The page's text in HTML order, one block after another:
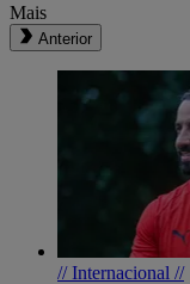
Mais
Anterior
// Internacional //